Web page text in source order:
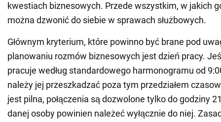
kwestiach biznesowych. Przede wszystkim, w jakich
można dzwonić do siebie w sprawach służbowych.
Głównym kryterium, które powinno być brane pod
planowaniu rozmów biznesowych jest dzień pracy.
pracuje według standardowego harmonogramu od
należy jej przeszkadzać poza tym przedziałem
jest pilna, połączenia są dozwolone tylko do godziny
danej osoby powinien należeć wyłącznie do niej.